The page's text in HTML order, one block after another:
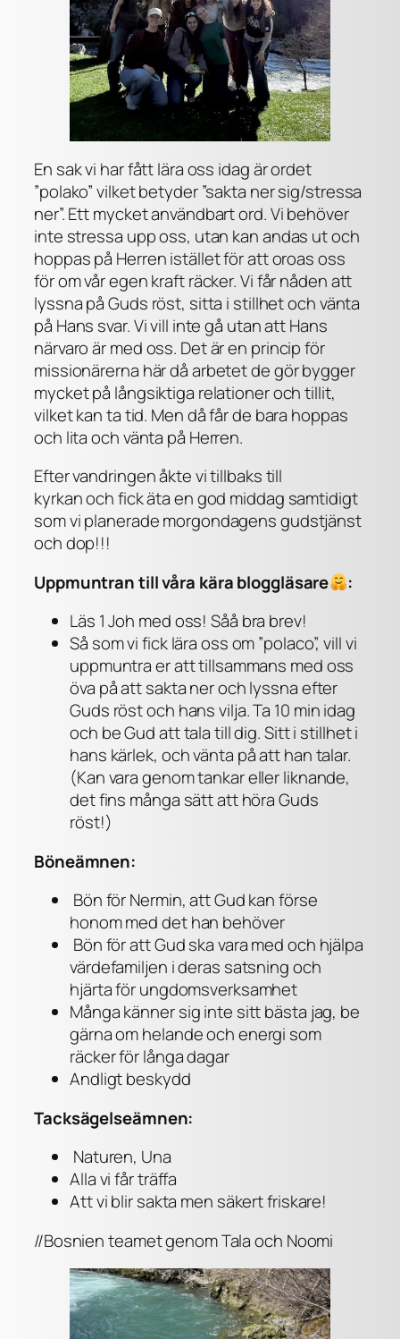
En sak vi har fått lära oss idag är ordet
”polako” vilket betyder ”sakta ner sig/stressa
ner”. Ett mycket användbart ord. Vi behöver
inte stressa upp oss, utan kan andas ut och
hoppas på Herren istället för att oroas oss
för om vår egen kraft räcker. Vi får nåden att
lyssna på Guds röst, sitta i stillhet och vänta
på Hans svar. Vi vill inte gå utan att Hans
närvaro är med oss. Det är en princip för
missionärerna här då arbetet de gör bygger
mycket på långsiktiga relationer och tillit,
vilket kan ta tid. Men då får de bara hoppas
och lita och vänta på Herren.
Efter vandringen åkte vi tillbaks till
kyrkan och fick äta en god middag samtidigt
som vi planerade morgondagens gudstjänst
och dop!!!
Uppmuntran till våra kära bloggläsare
:
Läs 1 Joh med oss! Såå bra brev!
Så som vi fick lära oss om ”polaco”, vill vi
uppmuntra er att tillsammans med oss
öva på att sakta ner och lyssna efter
Guds röst och hans vilja. Ta 10 min idag
och be Gud att tala till dig. Sitt i stillhet i
hans kärlek, och vänta på att han talar.
(Kan vara genom tankar eller liknande,
det fins många sätt att höra Guds
röst!)
Böneämnen:
Bön för Nermin, att Gud kan förse
honom med det han behöver
Bön för att Gud ska vara med och hjälpa
värdefamiljen i deras satsning och
hjärta för ungdomsverksamhet
Många känner sig inte sitt bästa jag, be
gärna om helande och energi som
räcker för långa dagar
Andligt beskydd
Tacksägelseämnen:
Naturen, Una
Alla vi får träffa
Att vi blir sakta men säkert friskare!
//Bosnien teamet genom Tala och Noomi